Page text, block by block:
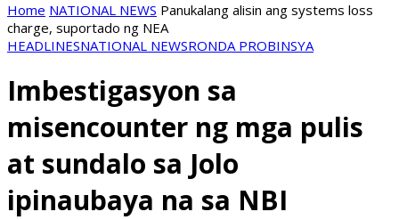
Home NATIONAL NEWS Panukalang alisin ang systems loss
charge, suportado ng NEA
HEADLINESNATIONAL NEWSRONDA PROBINSYA
Imbestigasyon sa
misencounter ng mga pulis
at sundalo sa Jolo
ipinaubaya na sa NBI